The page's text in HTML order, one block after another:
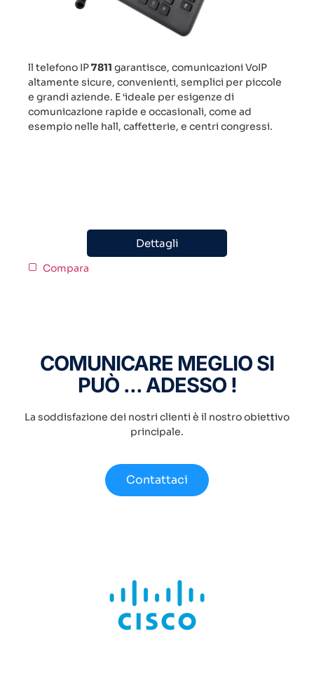
ll telefono IP7811 garantisce, comunicazioni VoIP
altamente sicure, convenienti, semplici per piccole
e grandi aziende. E ‘ideale per esigenze di
comunicazione rapide e occasionali, come ad
esempio nelle hall, caffetterie, e centri congressi.
Dettagli
Compara
COMUNICARE MEGLIO SI
PUÒ ... ADESSO !
La soddisfazione dei nostri clienti è il nostro obiettivo
principale.
Contattaci